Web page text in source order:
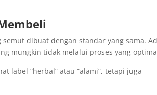
dibuat dengan standar yang sama.
mungkin tidak melalui proses yang
label “herbal” atau “alami”, tetapi juga